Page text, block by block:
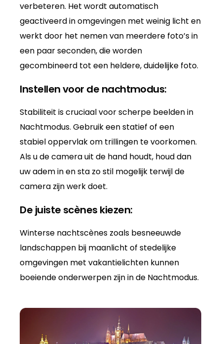
verbeteren. Het wordt automatisch
geactiveerd in omgevingen met weinig licht en
werkt door het nemen van meerdere foto’s in
een paar seconden, die worden
gecombineerd tot een heldere, duidelijke foto.
Instellen voor de nachtmodus:
Stabiliteit is cruciaal voor scherpe beelden in
Nachtmodus. Gebruik een statief of een
stabiel oppervlak om trillingen te voorkomen.
Als u de camera uit de hand houdt, houd dan
uw adem in en sta zo stil mogelijk terwijl de
camera zijn werk doet.
De juiste scènes kiezen:
Winterse nachtscènes zoals besneeuwde
landschappen bij maanlicht of stedelijke
omgevingen met vakantielichten kunnen
boeiende onderwerpen zijn in de Nachtmodus.